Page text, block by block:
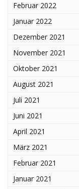
Februar 2022
Januar 2022
Dezember 2021
November 2021
Oktober 2021
August 2021
Juli 2021
Juni 2021
April 2021
März 2021
Februar 2021
Januar 2021